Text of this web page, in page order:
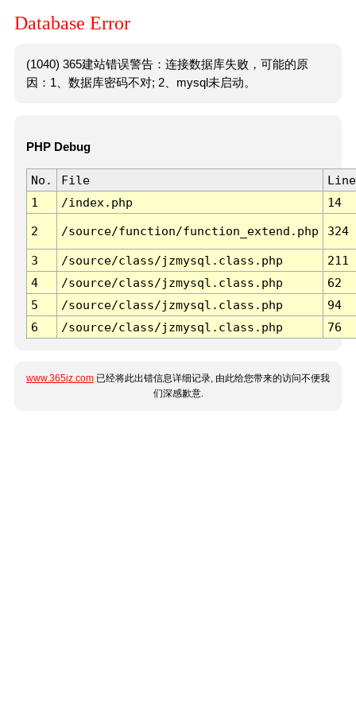
Database Error
(1040) 365建站错误警告：连接数据库失败，可能的原
因：1、数据库密码不对; 2、mysql未启动。
PHP Debug
No. File
Line
1
/index.php 14
2 /source/function/function_extend.php 324
3 /source/class/jzmysql.class.php
211
4
/source/class/jzmysql.class.php
62
5
/source/class/jzmysql.class.php
94
6
/source/class/jzmysql.class.php 76
www.365jz.com 已经将此出错信息详细记录, 由此给您带来的访问不便我
们深感歉意.